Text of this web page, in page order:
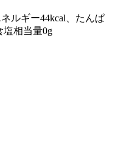
ルギー44kcal、たんぱ
塩相当量0g